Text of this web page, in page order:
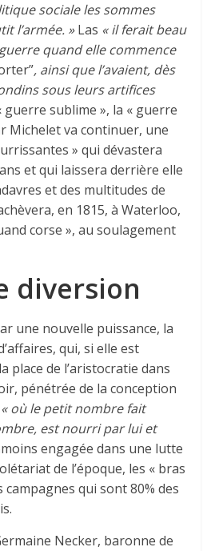
sociale les sommes
l’armée. »Las « il ferait beau
quand elle commence
, ainsi que l’avaient, dès
sous leurs artifices
guerre sublime », la « guerre
Michelet va continuer, une
» qui dévastera
et qui laissera derrière elle
et des multitudes de
en 1815, à Waterloo,
corse », au soulagement
diversion
une nouvelle puissance, la
qui, si elle est
place de l’aristocratie dans
pénétrée de la conception
« où le petit nombre fait
est nourri par lui et
engagée dans une lutte
de l’époque, les « bras
campagnes qui sont 80% des
Necker, baronne de